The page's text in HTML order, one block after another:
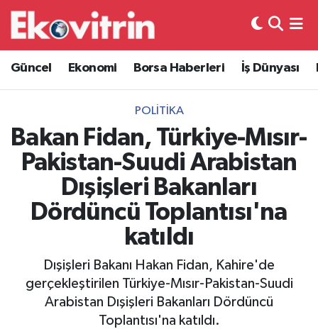
Güncel Ekonomi Borsa Haberleri İş Dünyası
POLITIKA
Bakan Fidan, Türkiye-Mısır-
Pakistan-Suudi Arabistan
Dışişleri Bakanları
Dördüncü Toplantısı'na
katıldı
Dışişleri Bakanı Hakan Fidan, Kahire'de
gerçekleştirilen Türkiye-Mısır-Pakistan-Suudi
Arabistan Dışişleri Bakanları Dördüncü
Toplantısı'na katıldı.
Güncel
Ekonomi
Borsa Haberleri
İş Dünyası
Lojistik
Asayiş
Magazin
Hava Durumu
Trafik Durumu
Süper Lig Puan Durumu ve Fikstür
Tüm Manşetler
Son Dakika Haberleri